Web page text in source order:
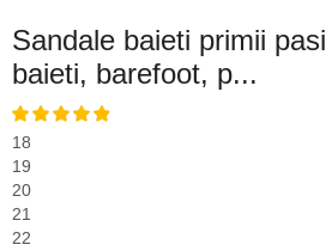
Sandale baieti primii pasi
baieti, barefoot, p...
18
19
20
21
22